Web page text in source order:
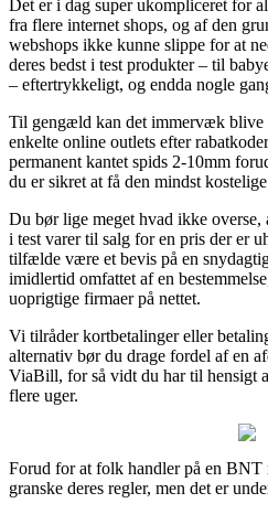
Det er i dag super ukompliceret for
fra flere internet shops, og af den
webshops ikke kunne slippe for at
deres bedst i test produkter – til
– eftertrykkeligt, og endda nogle
Til gengæld kan det immervæk blive
enkelte online outlets efter
permanent kantet spids 2-10mm
du er sikret at få den mindst
Du bør lige meget hvad ikke overse,
i test varer til salg for en pris der er
tilfælde være et bevis på en
imidlertid omfattet af en
uoprigtige firmaer på nettet.
Vi tilråder kortbetalinger eller
alternativ bør du drage fordel af en
ViaBill, for så vidt du har til hensigt
flere uger.
Forud for at folk handler på en BNT
granske deres regler, men det er